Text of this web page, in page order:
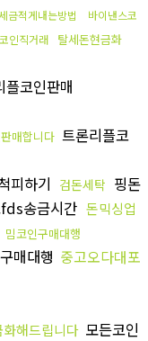
금적게내는방법
바이낸스코
인직거래 탈세돈현금화
플코인판매
매합니다 트론리플코
피하기 검돈세탁 핑돈
송금시간 돈믹싱업
밈코인구매대행
매대행 중고오다대포
해드립니다 모든코인